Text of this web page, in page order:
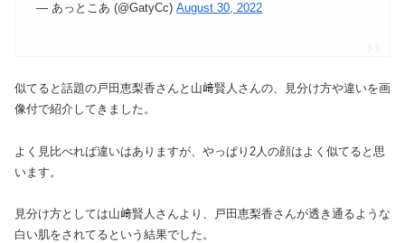
— あっとこあ (@GatyCc)August 30, 2022
似てると話題の戸田恵梨香さんと山﨑賢人さんの、見分け方や違いを画
像付で紹介してきました。
よく見比べれば違いはありますが、やっぱり2人の顔はよく似てると思
います。
見分け方としては山﨑賢人さんより、戸田恵梨香さんが透き通るような
白い肌をされてるという結果でした。